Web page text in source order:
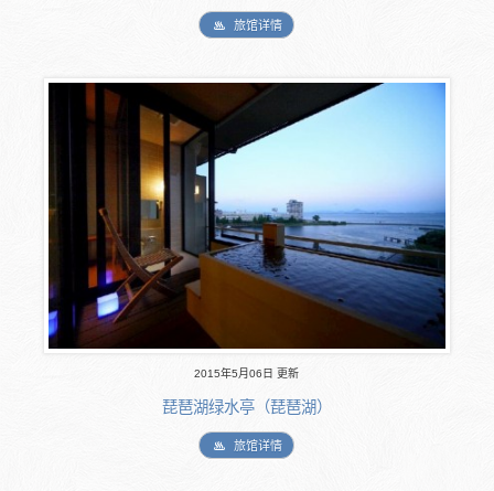
旅馆详情
2015年5月06日 更新
琵琶湖绿水亭（琵琶湖）
旅馆详情